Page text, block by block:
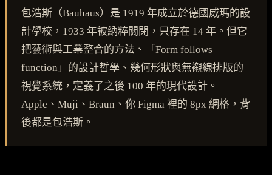
包浩斯（Bauhaus）是 1919 年成立於德國威瑪的設
計學校，1933 年被納粹關閉，只存在 14 年。但它
把藝術與工業整合的方法、「Form follows
function」的設計哲學、幾何形狀與無襯線排版的
視覺系統，定義了之後 100 年的現代設計。
Apple、Muji、Braun、你 Figma 裡的 8px 網格，背
後都是包浩斯。